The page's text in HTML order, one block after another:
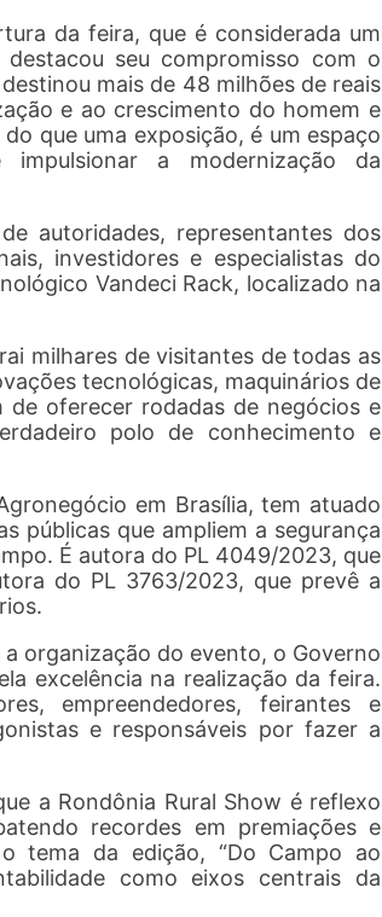
da feira, que é considerada um
seu compromisso com o
mais de 48 milhões de reais
e ao crescimento do homem e
que uma exposição, é um espaço
a modernização da
autoridades, representantes dos
investidores e especialistas do
Vandeci Rack, localizado na
milhares de visitantes de todas as
tecnológicas, maquinários de
de oferecer rodadas de negócios e
polo de conhecimento e
em Brasília, tem atuado
públicas que ampliem a segurança
É autora do PL 4049/2023, que
do PL 3763/2023, que prevê a
organização do evento, o Governo
excelência na realização da feira.
empreendedores, feirantes e
e responsáveis por fazer a
a Rondônia Rural Show é reflexo
recordes em premiações e
tema da edição, “Do Campo ao
como eixos centrais da